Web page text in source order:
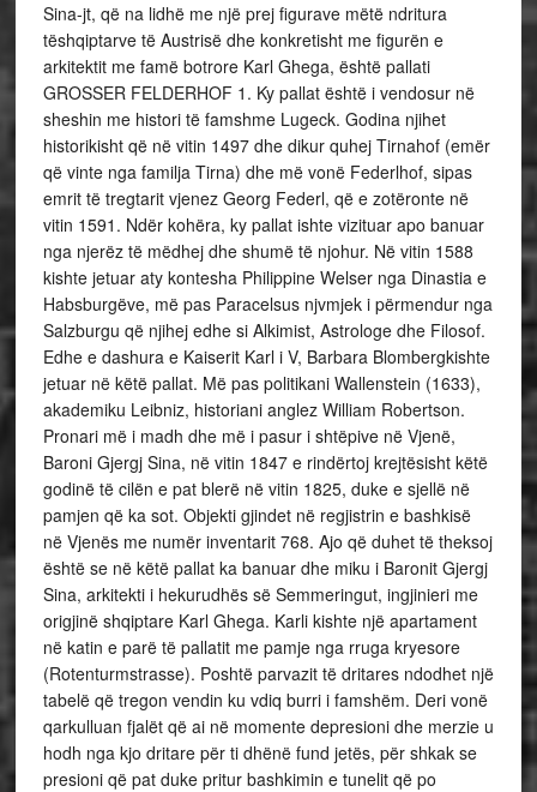
Sina-jt, që na lidhë me një prej figurave mëtë ndritura
tëshqiptarve të Austrisë dhe konkretisht me figurën e
arkitektit me famë botrore Karl Ghega, është pallati
GROSSER FELDERHOF 1. Ky pallat është i vendosur në
sheshin me histori të famshme Lugeck. Godina njihet
historikisht që në vitin 1497 dhe dikur quhej Tirnahof (emër
që vinte nga familja Tirna) dhe më vonë Federlhof, sipas
emrit të tregtarit vjenez Georg Federl, që e zotëronte në
vitin 1591. Ndër kohëra, ky pallat ishte vizituar apo banuar
nga njerëz të mëdhej dhe shumë të njohur. Në vitin 1588
kishte jetuar aty kontesha Philippine Welser nga Dinastia e
Habsburgëve, më pas Paracelsus njvmjek i përmendur nga
Salzburgu që njihej edhe si Alkimist, Astrologe dhe Filosof.
Edhe e dashura e Kaiserit Karl i V, Barbara Blombergkishte
jetuar në këtë pallat. Më pas politikani Wallenstein (1633),
akademiku Leibniz, historiani anglez William Robertson.
Pronari më i madh dhe më i pasur i shtëpive në Vjenë,
Baroni Gjergj Sina, në vitin 1847 e rindërtoj krejtësisht këtë
godinë të cilën e pat blerë në vitin 1825, duke e sjellë në
pamjen që ka sot. Objekti gjindet në regjistrin e bashkisë
në Vjenës me numër inventarit 768. Ajo që duhet të theksoj
është se në këtë pallat ka banuar dhe miku i Baronit Gjergj
Sina, arkitekti i hekurudhës së Semmeringut, ingjinieri me
origjinë shqiptare Karl Ghega. Karli kishte një apartament
në katin e parë të pallatit me pamje nga rruga kryesore
(Rotenturmstrasse). Poshtë parvazit të dritares ndodhet një
tabelë që tregon vendin ku vdiq burri i famshëm. Deri vonë
qarkulluan fjalët që ai në momente depresioni dhe merzie u
hodh nga kjo dritare për ti dhënë fund jetës, për shkak se
presioni që pat duke pritur bashkimin e tunelit që po